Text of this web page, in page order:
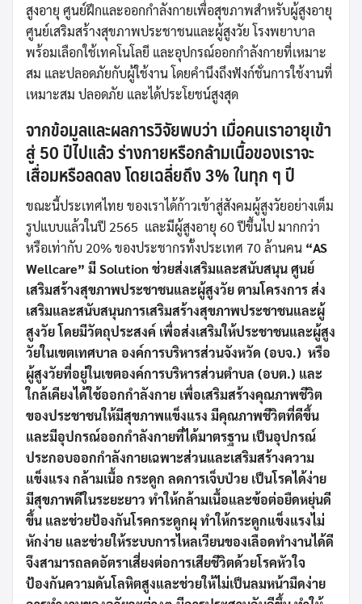
สูงอายุ ศูนย์ฝึกและออกกำลังกายเพื่อสุขภาพสำหรับผู้สูงอายุ
ศูนย์เสริมสร้างสุขภาพประชาชนและผู้สูงวัย โรงพยาบาล
พร้อมเลือกใช้เทคโนโลยี และอุปกรณ์ออกกำลังกายที่เหมาะ
สม และปลอดภัยกับผู้ใช้งาน โดยคำนึงถึงฟังก์ชั่นการใช้งานที่
เหมาะสม ปลอดภัย และได้ประโยชน์สูงสุด
จากข้อมูลและผลการวิจัยพบว่าเมื่อคนเราอายุเข้า
สู่ 50 ปีไปแล้วร่างกายหรือกล้ามเนื้อของเราจะ
เสื่อมหรือลดลงโดยเฉลี่ยถึง3%ในทุก ๆ ปี
ขณะนี้ประเทศไทย ของเราได้ก้าวเข้าสู่สังคมผู้สูงวัยอย่างเต็ม
รูปแบบแล้วในปี 2565 และมีผู้สูงอายุ 60 ปีขึ้นไป มากกว่า
หรือเท่ากับ 20% ของประชากรทั้งประเทศ 70 ล้านคน “AS
Wellcare” มี Solution ช่วยส่งเสริมและสนับสนุนศูนย์
เสริมสร้างสุขภาพประชาชนและผู้สูงวัย ตามโครงการ ส่ง
เสริมและสนับสนุนการเสริมสร้างสุขภาพประชาชนและผู้
สูงวัย โดยมีวัตถุประสงค์ เพื่อส่งเสริมให้ประชาชนและผู้สูง
วัยในเขตเทศบาล องค์การบริหารส่วนจังหวัด (อบจ.) หรือ
ผู้สูงวัยที่อยู่ในเขตองค์การบริหารส่วนตำบล (อบต.) และ
ใกล้เคียงได้ใช้ออกกำลังกาย เพื่อเสริมสร้างคุณภาพชีวิต
ของประชาชนให้มีสุขภาพแข็งแรง มีคุณภาพชีวิตที่ดีขึ้น
และมีอุปกรณ์ออกกำลังกายที่ได้มาตรฐาน เป็นอุปกรณ์
ประกอบออกกำลังกายเฉพาะส่วนและเสริมสร้างความ
แข็งแรง กล้ามเนื้อ กระดูก ลดการเจ็บป่วย เป็นโรคได้ง่าย
มีสุขภาพดีในระยะยาว ทำให้กล้ามเนื้อและข้อต่อยืดหยุ่นดี
ขึ้น และช่วยป้องกันโรคกระดูกผุ ทำให้กระดูกแข็งแรงไม่
หักง่าย และช่วยให้ระบบการไหลเวียนของเลือดทำงานได้ดี
จึงสามารถลดอัตราเสี่ยงต่อการเสียชีวิตด้วยโรคหัวใจ
ป้องกันความดันโลหิตสูงและช่วยให้ไม่เป็นลมหน้ามืดง่าย